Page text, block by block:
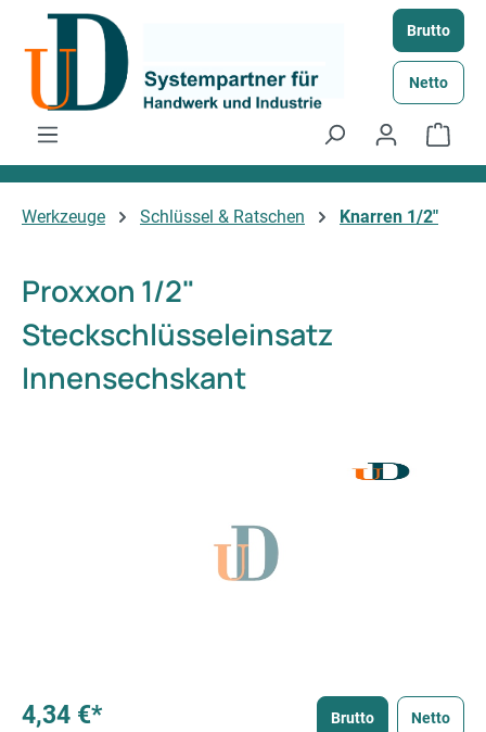
Zum Hauptinhalt springen Brutto
Netto
Werkzeuge Schlüssel & Ratschen Knarren 1/2"
Proxxon 1/2"
Steckschlüsseleinsatz
Innensechskant
4,34 €* Brutto Netto